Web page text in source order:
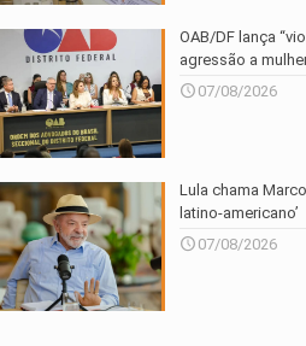
OAB/DF lança
agressão a
07/08/2026
Lula chama
latino-americano’
07/08/2026